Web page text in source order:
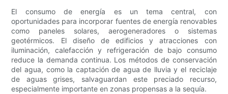
El consumo de energía es un tema central, con
oportunidades para incorporar fuentes de energía renovables
como paneles solares, aerogeneradores o sistemas
geotérmicos. El diseño de edificios y atracciones con
iluminación, calefacción y refrigeración de bajo consumo
reduce la demanda continua. Los métodos de conservación
del agua, como la captación de agua de lluvia y el reciclaje
de aguas grises, salvaguardan este preciado recurso,
especialmente importante en zonas propensas a la sequía.